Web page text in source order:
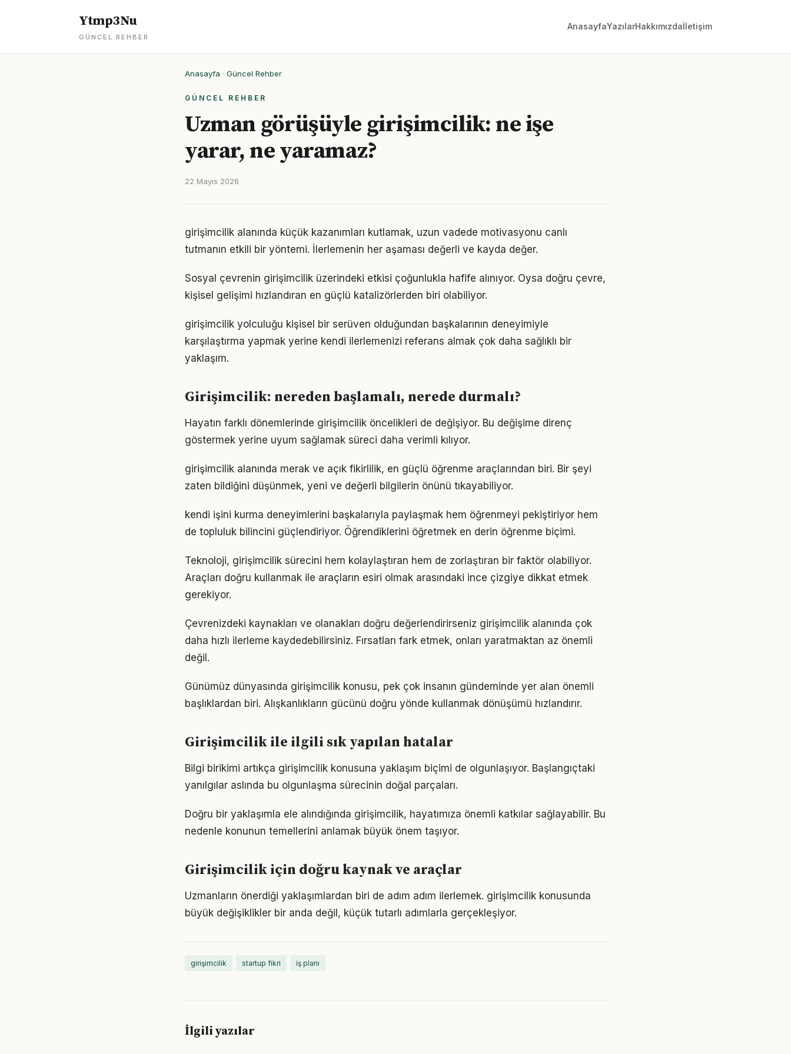
Ytmp3Nu
GÜNCEL REHBER
AnasayfaYazılarHakkımızdaİletişim
Anasayfa · Güncel Rehber
GÜNCEL REHBER
Uzman görüşüyle girişimcilik: ne işe
yarar, ne yaramaz?
22 Mayıs 2026
girişimcilik alanında küçük kazanımları kutlamak, uzun vadede motivasyonu canlı
tutmanın etkili bir yöntemi. İlerlemenin her aşaması değerli ve kayda değer.
Sosyal çevrenin girişimcilik üzerindeki etkisi çoğunlukla hafife alınıyor. Oysa doğru çevre,
kişisel gelişimi hızlandıran en güçlü katalizörlerden biri olabiliyor.
girişimcilik yolculuğu kişisel bir serüven olduğundan başkalarının deneyimiyle
karşılaştırma yapmak yerine kendi ilerlemenizi referans almak çok daha sağlıklı bir
yaklaşım.
Girişimcilik: nereden başlamalı, nerede durmalı?
Hayatın farklı dönemlerinde girişimcilik öncelikleri de değişiyor. Bu değişime direnç
göstermek yerine uyum sağlamak süreci daha verimli kılıyor.
girişimcilik alanında merak ve açık fikirlilik, en güçlü öğrenme araçlarından biri. Bir şeyi
zaten bildiğini düşünmek, yeni ve değerli bilgilerin önünü tıkayabiliyor.
kendi işini kurma deneyimlerini başkalarıyla paylaşmak hem öğrenmeyi pekiştiriyor hem
de topluluk bilincini güçlendiriyor. Öğrendiklerini öğretmek en derin öğrenme biçimi.
Teknoloji, girişimcilik sürecini hem kolaylaştıran hem de zorlaştıran bir faktör olabiliyor.
Araçları doğru kullanmak ile araçların esiri olmak arasındaki ince çizgiye dikkat etmek
gerekiyor.
Çevrenizdeki kaynakları ve olanakları doğru değerlendirirseniz girişimcilik alanında çok
daha hızlı ilerleme kaydedebilirsiniz. Fırsatları fark etmek, onları yaratmaktan az önemli
değil.
Günümüz dünyasında girişimcilik konusu, pek çok insanın gündeminde yer alan önemli
başlıklardan biri. Alışkanlıkların gücünü doğru yönde kullanmak dönüşümü hızlandırır.
Girişimcilik ile ilgili sık yapılan hatalar
Bilgi birikimi artıkça girişimcilik konusuna yaklaşım biçimi de olgunlaşıyor. Başlangıçtaki
yanılgılar aslında bu olgunlaşma sürecinin doğal parçaları.
Doğru bir yaklaşımla ele alındığında girişimcilik, hayatımıza önemli katkılar sağlayabilir. Bu
nedenle konunun temellerini anlamak büyük önem taşıyor.
Girişimcilik için doğru kaynak ve araçlar
Uzmanların önerdiği yaklaşımlardan biri de adım adım ilerlemek. girişimcilik konusunda
büyük değişiklikler bir anda değil, küçük tutarlı adımlarla gerçekleşiyor.
girişimcilik startup fikri iş planı
İlgili yazılar